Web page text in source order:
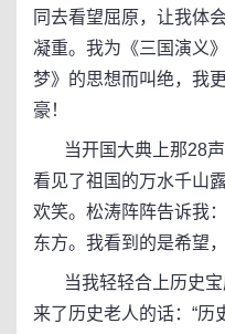
同去看望屈原，让我体
凝重。我为《三国演义
梦》的思想而叫绝，我
豪！
当开国大典上那28声
看见了祖国的万水千山
欢笑。松涛阵阵告诉我
东方。我看到的是希望
当我轻轻合上历史宝
来了历史老人的话：“